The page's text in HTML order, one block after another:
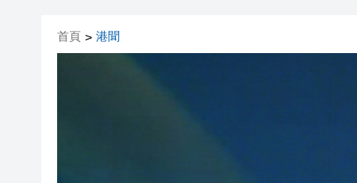
社署籲市民提防偽冒社署通訊
李家超：鼓勵保險業開發跨境
車路士主
首頁 > 港聞